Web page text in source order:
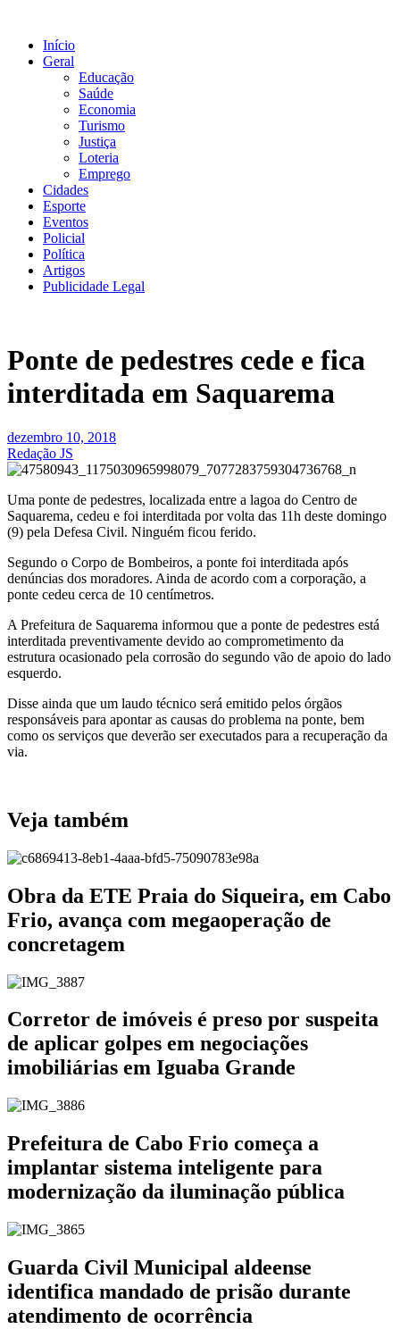
conteúdo
Início
Geral
Educação
Saúde
Economia
Turismo
Justiça
Loteria
Emprego
Cidades
Esporte
Eventos
Policial
Política
Artigos
Publicidade Legal
Ponte de pedestres cede e fica
interditada em Saquarema
dezembro 10, 2018
Redação JS
Uma ponte de pedestres, localizada entre a lagoa do Centro de
Saquarema, cedeu e foi interditada por volta das 11h deste domingo
(9) pela Defesa Civil. Ninguém ficou ferido.
Segundo o Corpo de Bombeiros, a ponte foi interditada após
denúncias dos moradores. Ainda de acordo com a corporação, a
ponte cedeu cerca de 10 centímetros.
A Prefeitura de Saquarema informou que a ponte de pedestres está
interditada preventivamente devido ao comprometimento da
estrutura ocasionado pela corrosão do segundo vão de apoio do lado
esquerdo.
Disse ainda que um laudo técnico será emitido pelos órgãos
responsáveis para apontar as causas do problema na ponte, bem
como os serviços que deverão ser executados para a recuperação da
via.
Veja também
Obra da ETE Praia do Siqueira, em Cabo
Frio, avança com megaoperação de
concretagem
Corretor de imóveis é preso por suspeita
de aplicar golpes em negociações
imobiliárias em Iguaba Grande
Prefeitura de Cabo Frio começa a
implantar sistema inteligente para
modernização da iluminação pública
Guarda Civil Municipal aldeense
identifica mandado de prisão durante
atendimento de ocorrência